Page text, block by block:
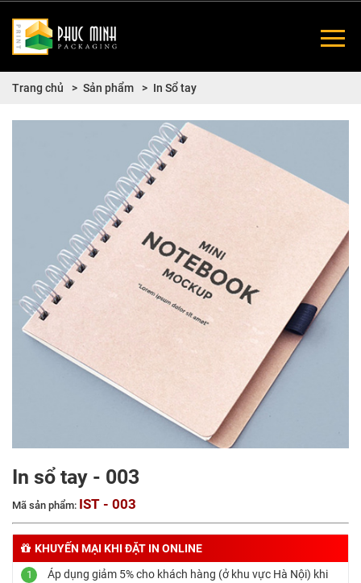
Trang chủ Sản phẩm In Sổ tay
In sổ tay - 003
Mã sản phẩm: IST - 003
KHUYẾN MẠI KHI ĐẶT IN ONLINE
1
Áp dụng giảm 5% cho khách hàng (ở khu vực Hà Nội) khi